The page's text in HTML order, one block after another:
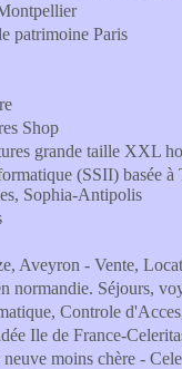
patrimoine Paris
Shop
grande taille XXL
(SSII) basée
Sophia-Antipolis
Aveyron - Vente,
normandie. Séjours,
Controle
Ile de France-
moins chère -